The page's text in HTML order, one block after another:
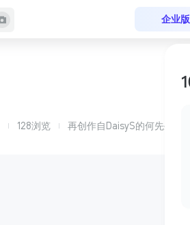
企业版
128浏览 再创作自DaisyS的何先生 主卧